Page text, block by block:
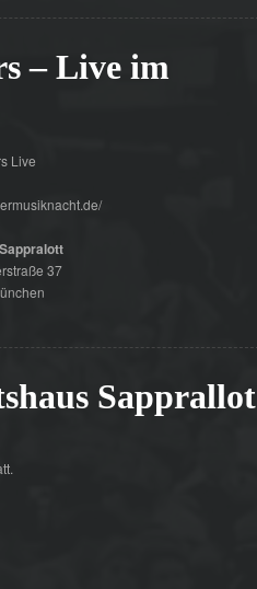
– Live im
Live
Sappralott
37
Sapprallot